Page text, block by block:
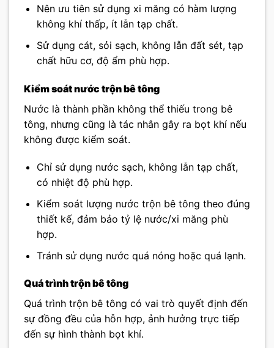
Nên ưu tiên sử dụng xi măng có hàm lượng
không khí thấp, ít lẫn tạp chất.
Sử dụng cát, sỏi sạch, không lẫn đất sét, tạp
chất hữu cơ, độ ẩm phù hợp.
Kiểm soát nước trộn bê tông
Nước là thành phần không thể thiếu trong bê
tông, nhưng cũng là tác nhân gây ra bọt khí nếu
không được kiểm soát.
Chỉ sử dụng nước sạch, không lẫn tạp chất,
có nhiệt độ phù hợp.
Kiểm soát lượng nước trộn bê tông theo đúng
thiết kế, đảm bảo tỷ lệ nước/xi măng phù
hợp.
Tránh sử dụng nước quá nóng hoặc quá lạnh.
Quá trình trộn bê tông
Quá trình trộn bê tông có vai trò quyết định đến
sự đồng đều của hỗn hợp, ảnh hưởng trực tiếp
đến sự hình thành bọt khí.